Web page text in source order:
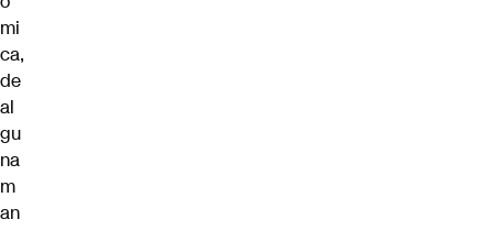
mi
ca,
de
al
gu
na
m
an